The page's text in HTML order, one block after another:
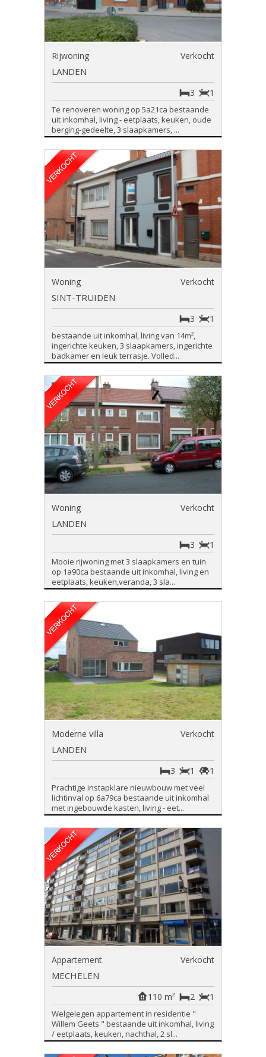
Rijwoning Verkocht
LANDEN
1
3
Te renoveren woning op 5a21ca bestaande
uit inkomhal, living - eetplaats, keuken, oude
berging-gedeelte, 3 slaapkamers, ...
Woning Verkocht
SINT-TRUIDEN
1
3
bestaande uit inkomhal, living van 14m²,
ingerichte keuken, 3 slaapkamers, ingerichte
badkamer en leuk terrasje. Volled...
Woning Verkocht
LANDEN
1
3
Mooie rijwoning met 3 slaapkamers en tuin
op 1a90ca bestaande uit inkomhal, living en
eetplaats, keuken,veranda, 3 sla...
Moderne villa Verkocht
LANDEN
1
1
3
Prachtige instapklare nieuwbouw met veel
lichtinval op 6a79ca bestaande uit inkomhal
met ingebouwde kasten, living - eet...
Appartement Verkocht
MECHELEN
1
2
110 m²
Welgelegen appartement in residentie "
Willem Geets " bestaande uit inkomhal, living
/ eetplaats, keuken, nachthal, 2 sl...